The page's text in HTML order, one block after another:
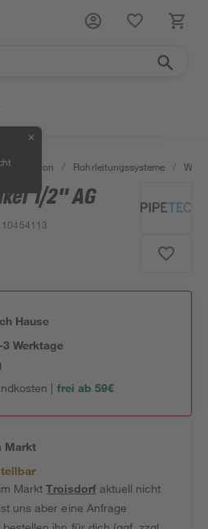
✕
/ Rohrleitungssysteme /
1/2" AG
10454113
Hause
Werktage
| frei ab 59€
Markt
MarktTroisdorfaktuell nicht
uns aber eine Anfrage